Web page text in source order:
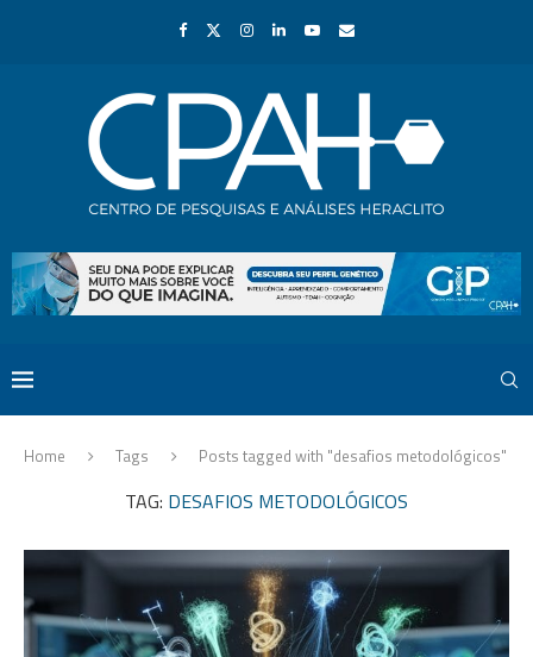
Home Tags Posts tagged with "desafios metodológicos"
TAG: DESAFIOS METODOLÓGICOS